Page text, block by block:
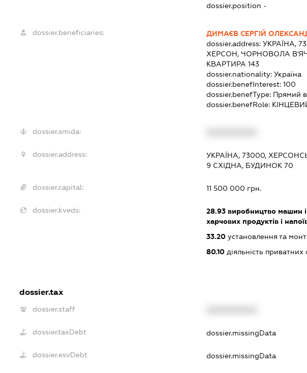
dossier.position -
dossier.beneficiaries:
ДИМАЄВ СЕРГІЙ
dossier.address:УКРАЇНА,
ХЕРСОН, ЧОРНОВОЛА
КВАРТИРА 143
dossier.nationality:Україна
dossier.benefInterest:100
dossier.benefType: Прямий
dossier.benefRole:
dossier.smida:
dossier.address:
УКРАЇНА, 73000,
9 СХІДНА, БУДИНОК 70
dossier.capital: 11 500 000 грн.
dossier.kveds: 28.93 виробництво машин
харчових продуктів і
33.20 установлення та
80.10 діяльність
dossier.tax
dossier.staff
dossier.taxDebt dossier.missingData
dossier.esvDebt dossier.missingData